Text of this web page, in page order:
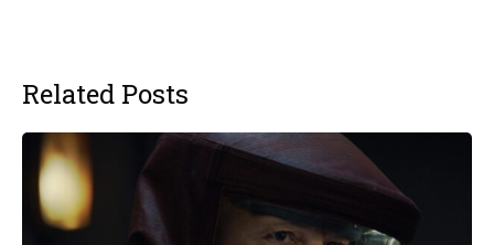
Related Posts